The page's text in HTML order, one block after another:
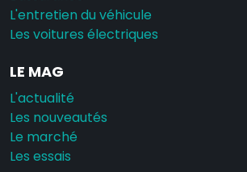
L'entretien du véhicule
Les voitures électriques
LE MAG
L'actualité
Les nouveautés
Le marché
Les essais